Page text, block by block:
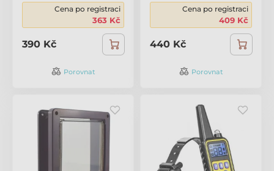
Cena po registraci
363 Kč
390 Kč
Porovnat
Cena po registraci
409 Kč
440 Kč
Porovnat